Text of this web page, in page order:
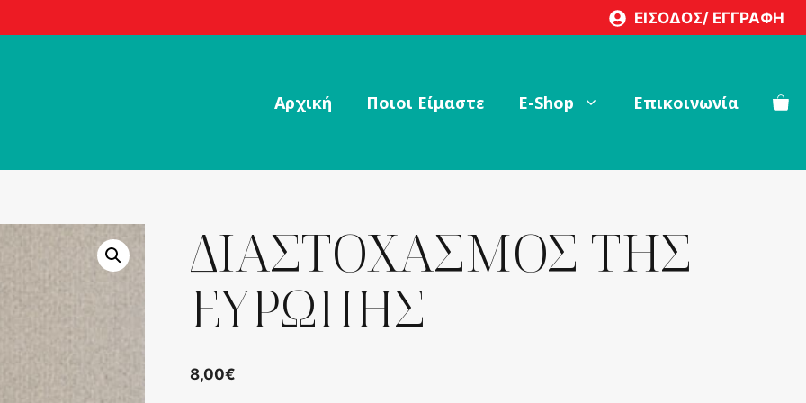
ΕΙΣΟΔΟΣ/ ΕΓΓΡΑΦΗ
Αρχική Ποιοι Είμαστε Ε-Shop Επικοινωνία
ΔΙΑΣΤΟΧΑΣΜΟΣ ΤΗΣ
ΕΥΡΩΠΗΣ
8,00€
ποσότητα